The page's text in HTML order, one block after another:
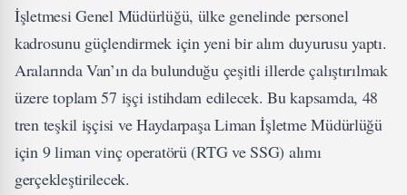
İşletmesi Genel Müdürlüğü, ülke genelinde personel
kadrosunu güçlendirmek için yeni bir alım duyurusu yaptı.
Aralarında Van’ın da bulunduğu çeşitli illerde çalıştırılmak
üzere toplam 57 işçi istihdam edilecek. Bu kapsamda, 48
tren teşkil işçisi ve Haydarpaşa Liman İşletme Müdürlüğü
için 9 liman vinç operatörü (RTG ve SSG) alımı
gerçekleştirilecek.